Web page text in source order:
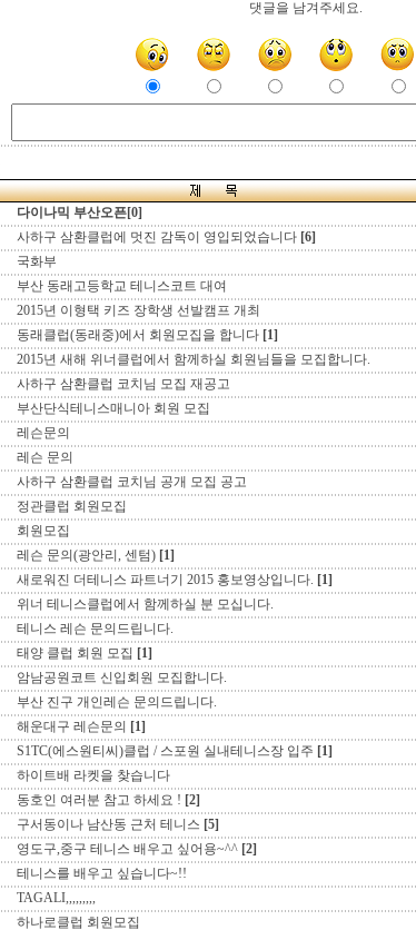
댓글을 남겨주세요.
다이나믹 부산오픈[0]
사하구 삼환클럽에 멋진 감독이 영입되었습니다 [6]
국화부
부산 동래고등학교 테니스코트 대여
2015년 이형택 키즈 장학생 선발캠프 개최
동래클럽(동래중)에서 회원모집을 합니다 [1]
2015년 새해 위너클럽에서 함께하실 회원님들을 모집합니다.
사하구 삼환클럽 코치님 모집 재공고
부산단식테니스매니아 회원 모집
레슨문의
레슨 문의
사하구 삼환클럽 코치님 공개 모집 공고
정관클럽 회원모집
회원모집
레슨 문의(광안리, 센텀) [1]
새로워진 더테니스 파트너기 2015 홍보영상입니다. [1]
위너 테니스클럽에서 함께하실 분 모십니다.
테니스 레슨 문의드립니다.
태양 클럽 회원 모집 [1]
암남공원코트 신입회원 모집합니다.
부산 진구 개인레슨 문의드립니다.
해운대구 레슨문의 [1]
S1TC(에스원티씨)클럽 / 스포원 실내테니스장 입주 [1]
하이트배 라켓을 찾습니다
동호인 여러분 참고 하세요 ! [2]
구서동이나 남산동 근처 테니스 [5]
영도구,중구 테니스 배우고 싶어용~^^ [2]
테니스를 배우고 싶습니다~!!
TAGALI,,,,,,,,,
하나로클럽 회원모집